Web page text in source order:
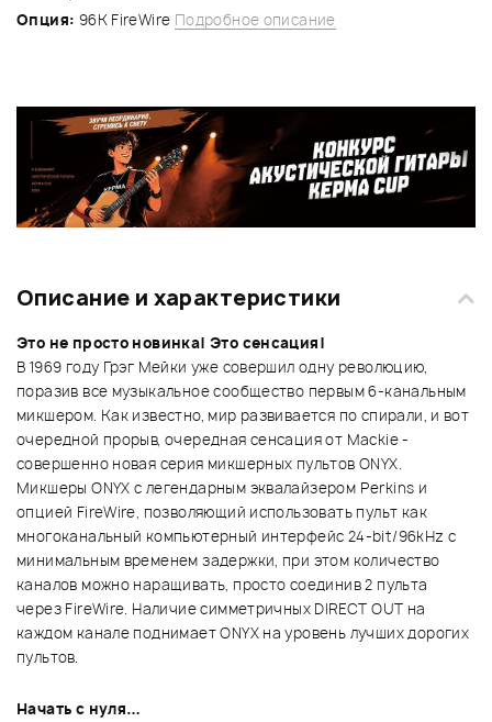
Опция: 96K FireWire Подробное описание
Описание и характеристики
Это не просто новинка! Это сенсация!
В 1969 году Грэг Мейки уже совершил одну революцию,
поразив все музыкальное сообщество первым 6-канальным
микшером. Как известно, мир развивается по спирали, и вот
очередной прорыв, очередная сенсация от Mackie -
совершенно новая серия микшерных пультов ONYX.
Микшеры ONYX с легендарным эквалайзером Perkins и
опцией FireWire, позволяющий использовать пульт как
многоканальный компьютерный интерфейс 24-bit/96kHz с
минимальным временем задержки, при этом количество
каналов можно наращивать, просто соединив 2 пульта
через FireWire. Наличие симметричных DIRECT OUT на
каждом канале поднимает ONYX на уровень лучших дорогих
пультов.
Начать с нуля…